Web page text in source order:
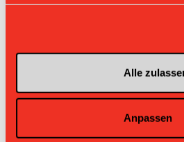
Alle
Anpassen
14.09.2024 10:50
Oberland II
Unihockey Berner
Oberland II